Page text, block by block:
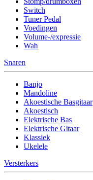
Switch
Tuner Pedal
Voedingen
Volume-/expressie
Wah
Snaren
Banjo
Mandoline
Akoestische Basgitaar
Akoestisch
Elektrische Bas
Elektrische Gitaar
Klassiek
Ukelele
Versterkers